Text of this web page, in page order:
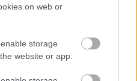
on web or
storage
website or app.
cikke
körforgalmat részlegesen